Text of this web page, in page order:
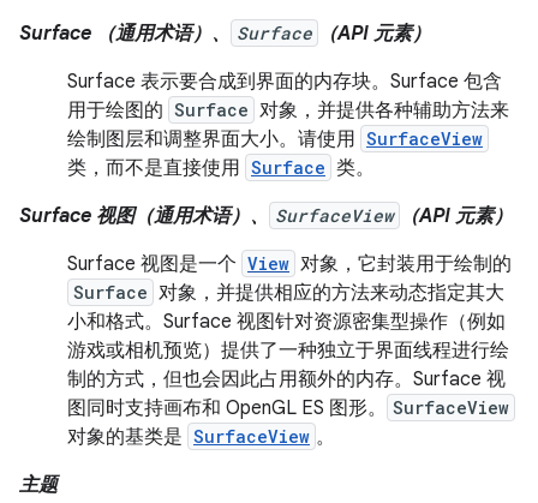
Surface （通用术语）、
Surface
（API 元素）
Surface 表示要合成到界面的内存块。Surface 包含
用于绘图的 Surface 对象，并提供各种辅助方法来
绘制图层和调整界面大小。请使用 SurfaceView
类，而不是直接使用 Surface 类。
Surface 视图（通用术语）、
SurfaceView
（API 元素）
Surface 视图是一个 View 对象，它封装用于绘制的
Surface 对象，并提供相应的方法来动态指定其大
小和格式。Surface 视图针对资源密集型操作（例如
游戏或相机预览）提供了一种独立于界面线程进行绘
制的方式，但也会因此占用额外的内存。Surface 视
图同时支持画布和 OpenGL ES 图形。
SurfaceView
对象的基类是 SurfaceView 。
主题